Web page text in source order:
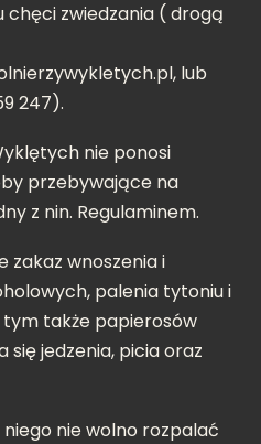
chęci zwiedzania ( drogą
, lub
247).
nie ponosi
przebywające na
z nin. Regulaminem.
zakaz wnoszenia i
palenia tytoniu i
także papierosów
jedzenia, picia oraz
nie wolno rozpalać